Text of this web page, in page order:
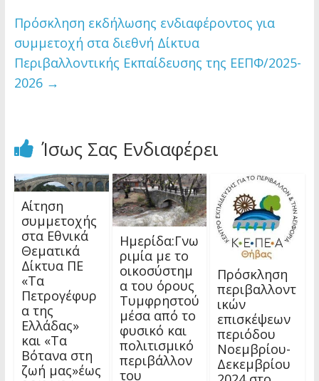
Πρόσκληση εκδήλωσης ενδιαφέροντος για
συμμετοχή στα διεθνή Δίκτυα
Περιβαλλοντικής Εκπαίδευσης της ΕΕΠΦ/2025-
2026 →
Ίσως Σας Ενδιαφέρει
Αίτηση
συμμετοχής
στα Εθνικά
Θεματικά
Δίκτυα ΠΕ
«Τα
Πετρογέφυρ
α της
Ελλάδας»
και «Τα
Βότανα στη
ζωή μας»έως
Ημερίδα:Γνω
ριμία με το
οικοσύστημ
α του όρους
Τυμφρηστού
μέσα από το
φυσικό και
πολιτισμικό
περιβάλλον
του
Πρόσκληση
περιβαλλοντ
ικών
επισκέψεων
περιόδου
Νοεμβρίου-
Δεκεμβρίου